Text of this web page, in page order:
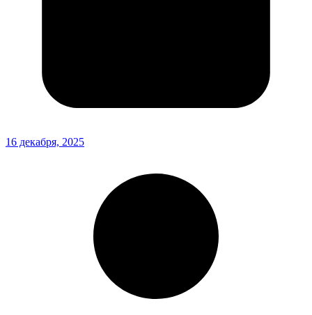
16 декабря, 2025